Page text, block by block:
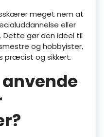
meget nem at
eller
gør den ideel til
og hobbyister,
præcist og sikkert.